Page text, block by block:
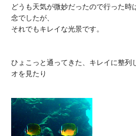
どうも天気が微妙だったので行った時
念でしたが、
それでもキレイな光景です。
ひょこっと通ってきた、キレイに整列
オを見たり